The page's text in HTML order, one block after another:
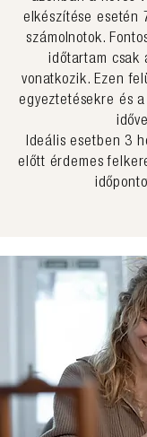
elkészítése esetén
számolnotok.
időtartam csak
vonatkozik. Ezen
egyeztetésekre és
Ideális esetben 3
előtt érdemes